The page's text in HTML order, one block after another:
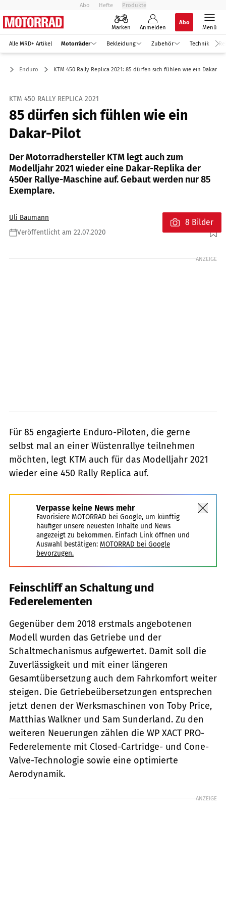
Abo Hefte Produkte
Marken Anmelden
Abo
Menü
Alle MRD+ Artikel Motorräder Bekleidung Zubehör Technik
Enduro KTM 450 Rally Replica 2021: 85 dürfen sich fühlen wie ein Dakar-
KTM 450 RALLY REPLICA 2021
85 dürfen sich fühlen wie ein
Dakar-Pilot
Der Motorradhersteller KTM legt auch zum
Modelljahr 2021 wieder eine Dakar-Replika der
450er Rallye-Maschine auf. Gebaut werden nur 85
Exemplare.
Uli Baumann
Veröffentlicht am 22.07.2020
Foto: KTM
8 Bilder
ANZEIGE
Für 85 engagierte Enduro-Piloten, die gerne
selbst mal an einer Wüstenrallye teilnehmen
möchten, legt KTM auch für das Modelljahr 2021
wieder eine 450 Rally Replica auf.
Verpasse keine News mehr
Favorisiere MOTORRAD bei Google, um künftig
häufiger unsere neuesten Inhalte und News
angezeigt zu bekommen. Einfach Link öffnen und
Auswahl bestätigen: MOTORRAD bei Google
bevorzugen.
Feinschliff an Schaltung und
Federelementen
Gegenüber dem 2018 erstmals angebotenen
Modell wurden das Getriebe und der
Schaltmechanismus aufgewertet. Damit soll die
Zuverlässigkeit und mit einer längeren
Gesamtübersetzung auch dem Fahrkomfort weiter
steigen. Die Getriebeübersetzungen entsprechen
jetzt denen der Werksmaschinen von Toby Price,
Matthias Walkner und Sam Sunderland. Zu den
weiteren Neuerungen zählen die WP XACT PRO-
Federelemente mit Closed-Cartridge- und Cone-
Valve-Technologie sowie eine optimierte
Aerodynamik.
ANZEIGE